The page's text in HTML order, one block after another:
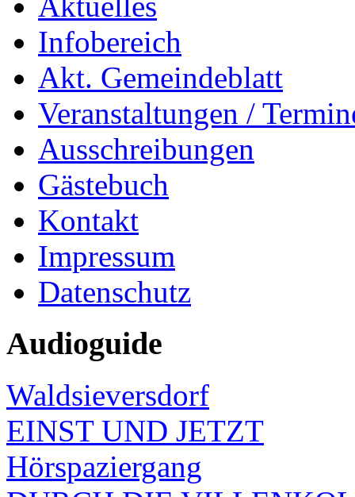
Infobereich
Akt. Gemeindeblatt
Veranstaltungen /
Ausschreibungen
Gästebuch
Kontakt
Impressum
Datenschutz
Audioguide
Waldsieversdorf
EINST UND JETZT
Hörspaziergang